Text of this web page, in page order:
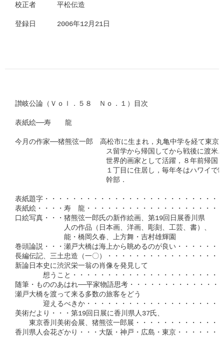
校正者　　　平松伝造
登録日　　　2006年12月21日
讃岐公論（Ｖｏｌ．５８　Ｎｏ．１）目次
表紙絵──寿　　龍
今月の作家──猪熊弦一郎　高松市に生まれ，丸亀中学を経て東京
ス留学から帰国してから戦後に渡米ニュー
世界的画家として活躍，８年前帰国，東京
１丁目に住居し，毎年冬はハワイで制作．
幹部．
表紙題字・・・・・・・・・・・・・・・・・・・・・・・・・
表紙絵・・・・寿　龍・・・・・・・・・・・・・・・・・・・
口絵写真・・・猪熊弦一郎氏の新作絵画、第19回日展香川県
人の作品（日本画、洋画、彫刻、工芸、書）、
能・橋岡久春、上方舞・吉村雄輝園
巻頭論説・・・瀬戸大橋は海上から眺めるのが良い・・・・・・
長編伝記、三土忠造（一〇）・・・・・・・・・・・・・・・・
新論日本史に渋沢栄一翁の肖像を発見して
想うこと・・・・・・・・・・・・・・・・・・・・・・
随筆・もののあはれ──平家物語思考・・・・・・・・・・・・・
瀬戸大橋を渡って来る多数の旅客をどう
迎えるべきか・・・・・・・・・・・・・・・・・・・・
美術だより・・・第19回日展に香川県人37氏、
東京香川美術会展、猪熊弦一郎展・・・・・・・・・・・・
香川県人会花ざかり・・・大阪・神戸・広島・東京・・・・・・